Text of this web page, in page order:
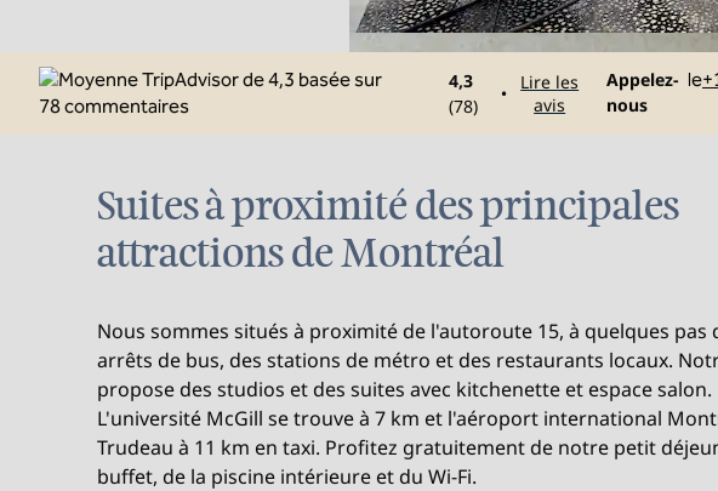
4,3
(78)
•
Lire les
avis
Appelez-
nous
Appelez le
Suites à proximité des principales
attractions de Montréal
Nous sommes situés à proximité de l'autoroute 15, à quelques pas
arrêts de bus, des stations de métro et des restaurants locaux.
propose des studios et des suites avec kitchenette et espace salon.
L'université McGill se trouve à 7 km et l'aéroport international
Trudeau à 11 km en taxi. Profitez gratuitement de notre petit
buffet, de la piscine intérieure et du Wi-Fi.